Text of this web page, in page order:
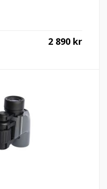
2 890 kr